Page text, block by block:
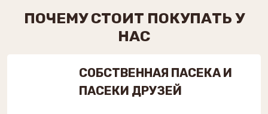
ПОЧЕМУ СТОИТ ПОКУПАТЬ У
НАС
СОБСТВЕННАЯ ПАСЕКА И
ПАСЕКИ ДРУЗЕЙ